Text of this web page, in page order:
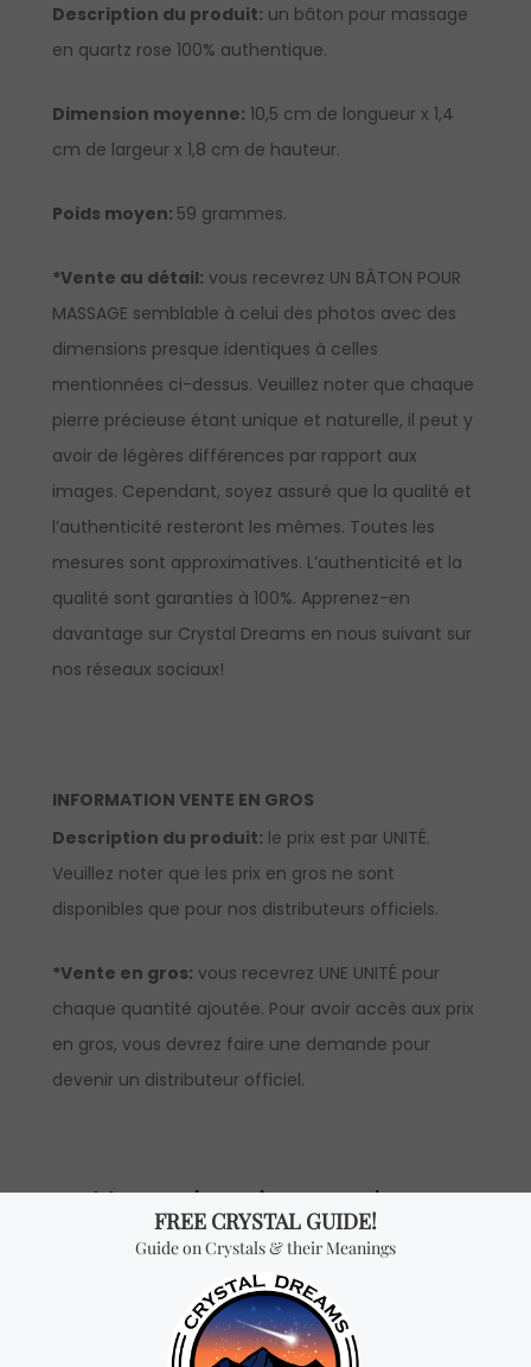
Description du produit: un bâton pour massage
en quartz rose 100% authentique.
Dimension moyenne: 10,5 cm de longueur x 1,4
cm de largeur x 1,8 cm de hauteur.
Poids moyen: 59 grammes.
*Vente au détail: vous recevrez UN BÂTON POUR
MASSAGE semblable à celui des photos avec des
dimensions presque identiques à celles
mentionnées ci-dessus. Veuillez noter que chaque
pierre précieuse étant unique et naturelle, il peut y
avoir de légères différences par rapport aux
images. Cependant, soyez assuré que la qualité et
l’authenticité resteront les mêmes. Toutes les
mesures sont approximatives. L’authenticité et la
qualité sont garanties à 100%. Apprenez-en
davantage sur Crystal Dreams en nous suivant sur
nos réseaux sociaux!
INFORMATION VENTE EN GROS
Description du produit: le prix est par UNITÉ.
Veuillez noter que les prix en gros ne sont
disponibles que pour nos distributeurs officiels.
*Vente en gros: vous recevrez UNE UNITÉ pour
chaque quantité ajoutée. Pour avoir accès aux prix
en gros, vous devrez faire une demande pour
devenir un distributeur officiel.
Vous cherchez quelque
chose de spécial? Jetez
un coup d'œil à nos
produits les plus
vendus!